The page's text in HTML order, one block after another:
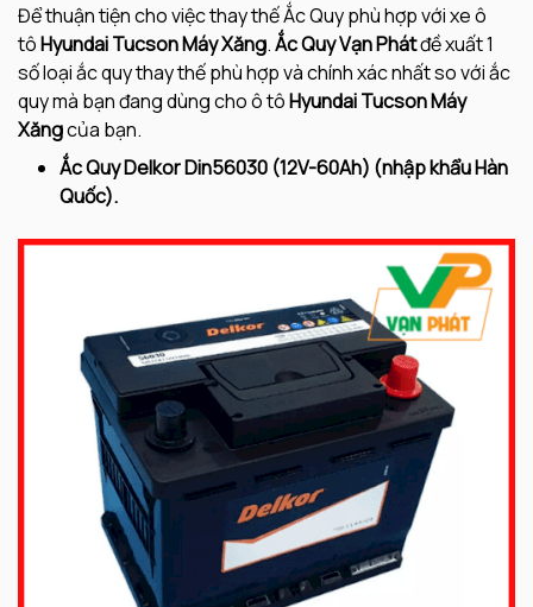
Để thuận tiện cho việc thay thế Ắc Quy phù hợp với xe ô
tôHyundai Tucson Máy Xăng.Ắc Quy Vạn Phátđề xuất 1
số loại ắc quy thay thế phù hợp và chính xác nhất so với ắc
quy mà bạn đang dùng cho ô tôHyundai Tucson Máy
Xăngcủa bạn.
Ắc Quy Delkor Din56030 (12V-60Ah) (nhập khẩu Hàn
Quốc).